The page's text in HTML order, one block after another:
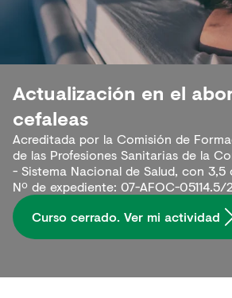
Actualización en el
cefaleas
Acreditada por la Comisión de
de las Profesiones Sanitarias de la
- Sistema Nacional de Salud, con 3,5
Nº de expediente: 07-AFOC-05114.5/
Curso cerrado. Ver mi actividad